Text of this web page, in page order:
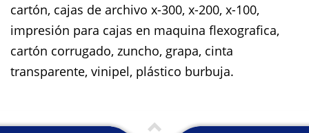
cartón, cajas de archivo x-300, x-200, x-100,
impresión para cajas en maquina flexografica,
cartón corrugado, zuncho, grapa, cinta
transparente, vinipel, plástico burbuja.